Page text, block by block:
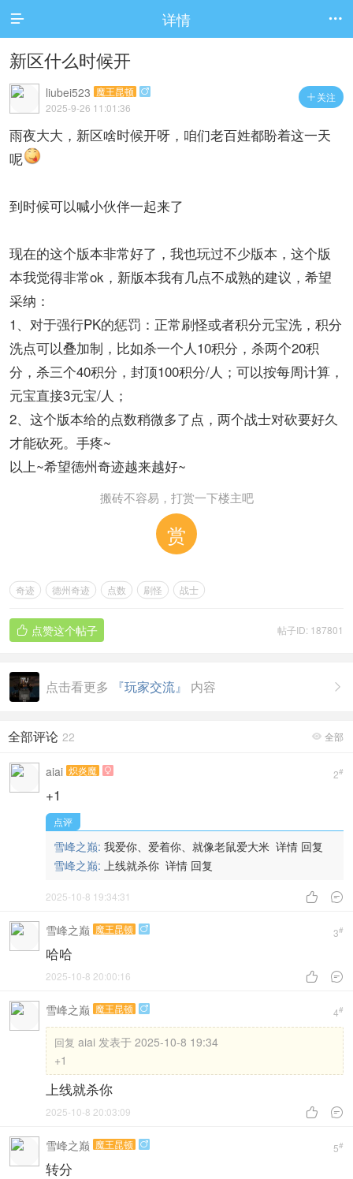
 详情 
新区什么时候开
 关注
liubei523 魔王昆顿 
2025-9-26 11:01:36
雨夜大大，新区啥时候开呀，咱们老百姓都盼着这一天
呢
到时候可以喊小伙伴一起来了
现在的这个版本非常好了，我也玩过不少版本，这个版
本我觉得非常ok，新版本我有几点不成熟的建议，希望
采纳：
1、对于强行PK的惩罚：正常刷怪或者积分元宝洗，积分
洗点可以叠加制，比如杀一个人10积分，杀两个20积
分，杀三个40积分，封顶100积分/人；可以按每周计算，
元宝直接3元宝/人；
2、这个版本给的点数稍微多了点，两个战士对砍要好久
才能砍死。手疼~
以上~希望德州奇迹越来越好~
搬砖不容易，打赏一下楼主吧
赏
奇迹 德州奇迹 点数 刷怪 战士
帖子ID: 187801
 点赞这个帖子

点击看更多 『玩家交流』 内容
 全部
全部评论 22
2#
aiai 炽炎魔 
+1
点评
雪峰之巅: 我爱你、爱着你、就像老鼠爱大米 详情 回复
雪峰之巅: 上线就杀你 详情 回复
 
2025-10-8 19:34:31
3#
雪峰之巅 魔王昆顿 
哈哈
 
2025-10-8 20:00:16
4#
雪峰之巅 魔王昆顿 
回复 aiai 发表于 2025-10-8 19:34
+1
上线就杀你
 
2025-10-8 20:03:09
5#
雪峰之巅 魔王昆顿 
转分